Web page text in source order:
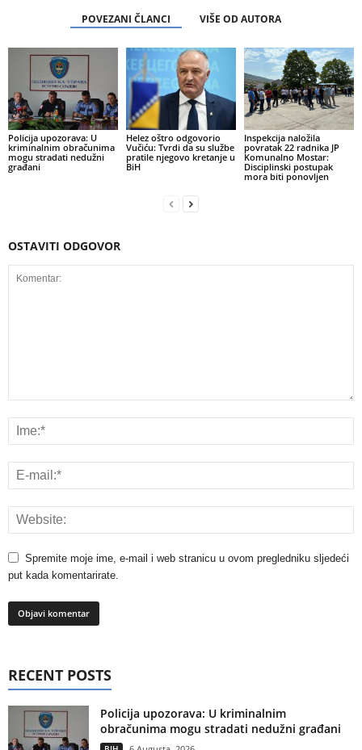
POVEZANI ČLANCI VIŠE OD AUTORA
Policija upozorava: U
kriminalnim obračunima
mogu stradati nedužni
građani
Helez oštro odgovorio
Vučiću: Tvrdi da su službe
pratile njegovo kretanje u
BiH
Inspekcija naložila
povratak 22 radnika JP
Komunalno Mostar:
Disciplinski postupak
mora biti ponovljen
OSTAVITI ODGOVOR
Spremite moje ime, e-mail i web stranicu u ovom pregledniku sljedeći
put kada komentarirate.
RECENT POSTS
Policija upozorava: U kriminalnim
obračunima mogu stradati nedužni građani